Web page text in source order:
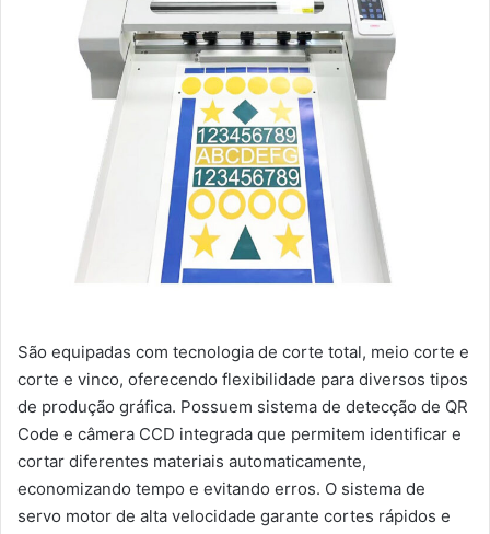
São equipadas com tecnologia de corte total, meio corte e
corte e vinco, oferecendo flexibilidade para diversos tipos
de produção gráfica. Possuem sistema de detecção de QR
Code e câmera CCD integrada que permitem identificar e
cortar diferentes materiais automaticamente,
economizando tempo e evitando erros. O sistema de
servo motor de alta velocidade garante cortes rápidos e